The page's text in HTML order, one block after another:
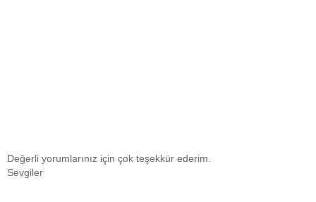
Değerli yorumlarınız için çok teşekkür ederim.
Sevgiler